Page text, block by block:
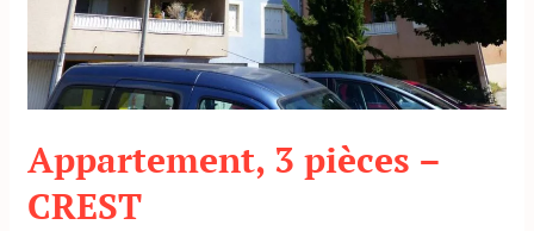
Appartement, 3 pièces –
CREST